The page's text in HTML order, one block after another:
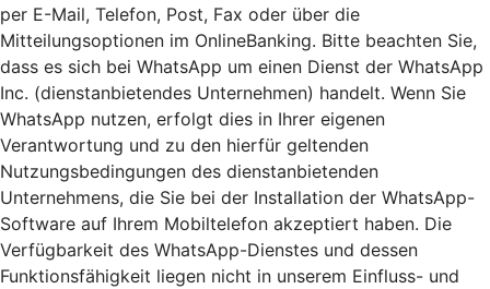
per E-Mail, Telefon, Post, Fax oder über die
Mitteilungsoptionen im OnlineBanking. Bitte beachten Sie,
dass es sich bei WhatsApp um einen Dienst der WhatsApp
Inc. (dienstanbietendes Unternehmen) handelt. Wenn Sie
WhatsApp nutzen, erfolgt dies in Ihrer eigenen
Verantwortung und zu den hierfür geltenden
Nutzungsbedingungen des dienstanbietenden
Unternehmens, die Sie bei der Installation der WhatsApp-
Software auf Ihrem Mobiltelefon akzeptiert haben. Die
Verfügbarkeit des WhatsApp-Dienstes und dessen
Funktionsfähigkeit liegen nicht in unserem Einfluss- und